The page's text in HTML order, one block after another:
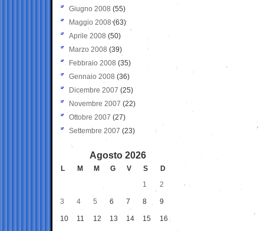
Giugno 2008 (55)
Maggio 2008(63)
Aprile 2008 (50)
Marzo 2008 (39)
Febbraio 2008 (35)
Gennaio 2008 (36)
Dicembre 2007 (25)
Novembre 2007 (22)
Ottobre 2007 (27)
Settembre 2007 (23)
Agosto 2026
L M M G V S
D
1
2
3 4 5 6 7 8 9
10 11 12 13 14 15 16